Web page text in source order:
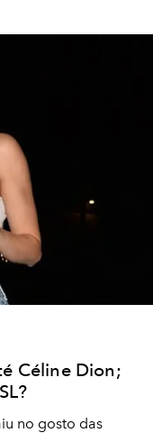
Céline Dion;
no gosto das